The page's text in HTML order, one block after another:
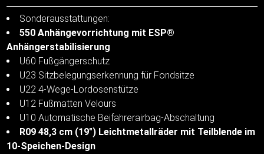
Sonderausstattungen:
550 Anhängevorrichtung mit ESP®
Anhängerstabilisierung
U60 Fußgängerschutz
U23 Sitzbelegungserkennung für Fondsitze
U22 4-Wege-Lordosenstütze
U12 Fußmatten Velours
U10 Automatische Beifahrerairbag-Abschaltung
R09 48,3 cm (19") Leichtmetallräder mit Teilblende im
10-Speichen-Design